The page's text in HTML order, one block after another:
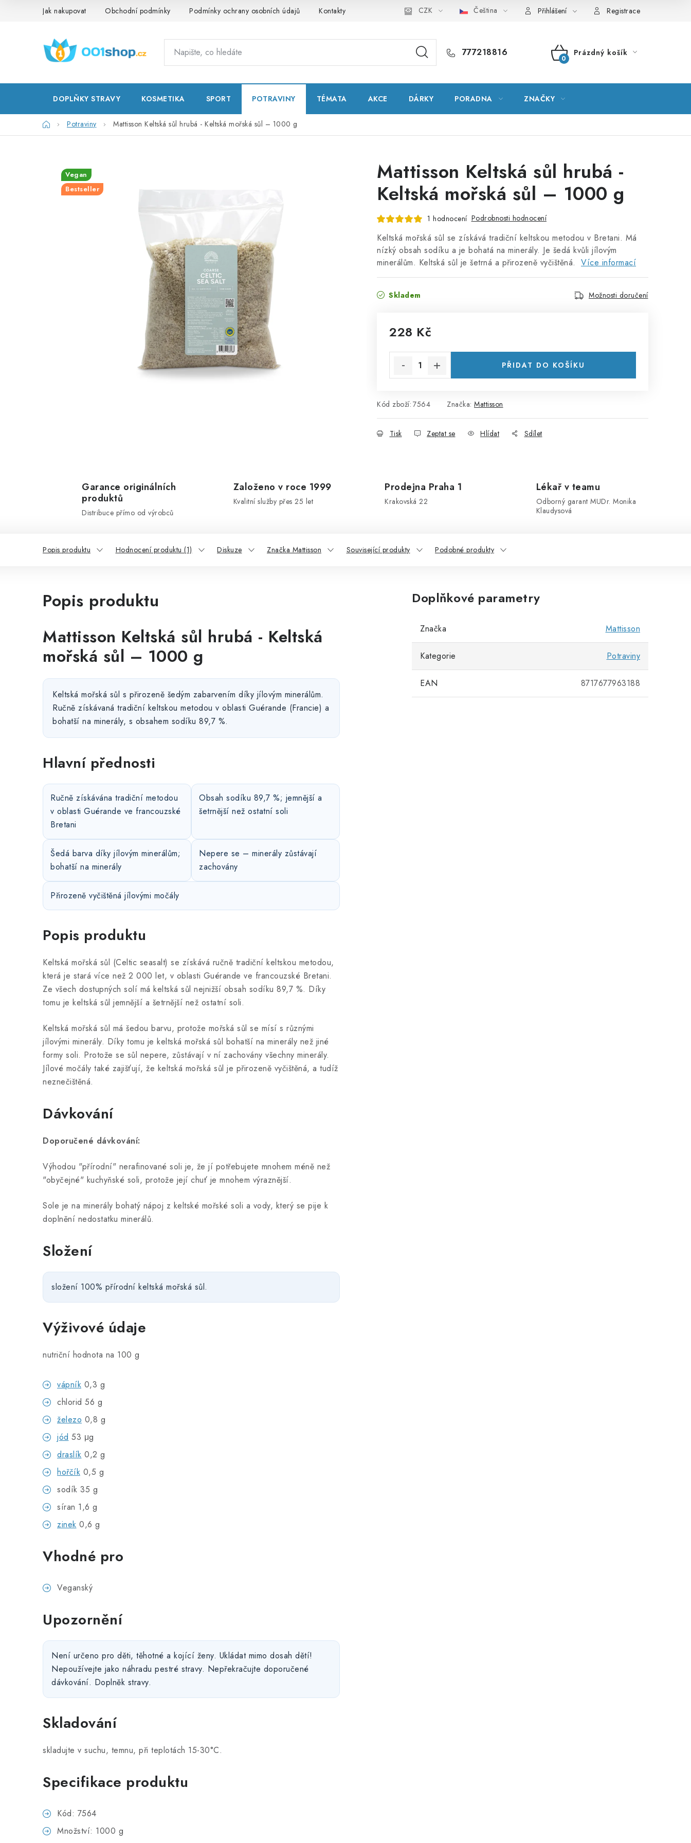
Jak nakupovat Obchodní podmínky Podmínky ochrany osobních údajů Kontakty Natural Health Store Slovník pojmů Mapa serveru Moje objednávka
CZK Čeština Přihlášení Registrace
777218816
NÁKUPNÍ
Prázdný košík
DOPLŇKY STRAVY KOSMETIKA SPORT POTRAVINY TÉMATA AKCE DÁRKY PORADNA ZNAČKY
DomůPotraviny Mattisson Keltská sůl hrubá - Keltská mořská sůl – 1000 g
Mattisson Keltská sůl hrubá -
Keltská mořská sůl – 1000 g
1 hodnocení Podrobnosti hodnocení
Keltská mořská sůl se získává tradiční keltskou metodou v Bretani. Má
nízký obsah sodíku a je bohatá na minerály. Je šedá kvůli jílovým
minerálům. Keltská sůl je šetrná a přirozeně vyčištěná. Více informací
Skladem Možnosti doručení
228 Kč
PŘIDAT DO KOŠÍKU
Kód zboží: 7564 Značka: Mattisson
Tisk Zeptat se Hlídat Sdílet
Vegan
Bestseller
Garance originálních
produktů
Distribuce přímo od výrobců
Založeno v roce 1999
Kvalitní služby přes 25 let
Prodejna Praha 1
Krakovská 22
Lékař v teamu
Odborný garant MUDr. Monika
Klaudysová
Popis produktu Hodnocení produktu (1) Diskuze Značka Mattisson Související produkty Podobné produkty
Popis produktu
Mattisson Keltská sůl hrubá - Keltská
mořská sůl – 1000 g
Keltská mořská sůl s přirozeně šedým zabarvením díky jílovým minerálům.
Ručně získávaná tradiční keltskou metodou v oblasti Guérande (Francie) a
bohatší na minerály, s obsahem sodíku 89,7 %.
Hlavní přednosti
Ručně získávána tradiční metodou
v oblasti Guérande ve francouzské
Bretani
Obsah sodíku 89,7 %; jemnější a
šetrnější než ostatní soli
Šedá barva díky jílovým minerálům;
bohatší na minerály
Nepere se – minerály zůstávají
zachovány
Přirozeně vyčištěná jílovými močály
Popis produktu
Keltská mořská sůl (Celtic seasalt) se získává ručně tradiční keltskou metodou,
která je stará více než 2 000 let, v oblasti Guérande ve francouzské Bretani.
Ze všech dostupných solí má keltská sůl nejnižší obsah sodíku 89,7 %. Díky
tomu je keltská sůl jemnější a šetrnější než ostatní soli.
Keltská mořská sůl má šedou barvu, protože mořská sůl se mísí s různými
jílovými minerály. Díky tomu je keltská mořská sůl bohatší na minerály než jiné
formy soli. Protože se sůl nepere, zůstávají v ní zachovány všechny minerály.
Jílové močály také zajišťují, že keltská mořská sůl je přirozeně vyčištěná, a tudíž
neznečištěná.
Dávkování
Doporučené dávkování:
Výhodou "přírodní" nerafinované soli je, že jí potřebujete mnohem méně než
"obyčejné" kuchyňské soli, protože její chuť je mnohem výraznější.
Sole je na minerály bohatý nápoj z keltské mořské soli a vody, který se pije k
doplnění nedostatku minerálů.
Složení
složení 100% přírodní keltská mořská sůl.
Výživové údaje
nutriční hodnota na 100 g
vápník 0,3 g
chlorid 56 g
železo 0,8 g
jód 53 μg
draslík 0,2 g
hořčík 0,5 g
sodík 35 g
síran 1,6 g
zinek 0,6 g
Vhodné pro
Veganský
Upozornění
Není určeno pro děti, těhotné a kojící ženy. Ukládat mimo dosah dětí!
Nepoužívejte jako náhradu pestré stravy. Nepřekračujte doporučené
dávkování. Doplněk stravy.
Skladování
skladujte v suchu, temnu, při teplotách 15-30°C.
Specifikace produktu
Kód: 7564
Množství: 1000 g
Doplňkové parametry
Značka Mattisson
Kategorie Potraviny
EAN 8717677963188